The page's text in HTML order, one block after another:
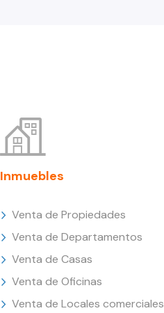
Inmuebles
Venta de Propiedades
Venta de Departamentos
Venta de Casas
Venta de Oficinas
Venta de Locales comerciales